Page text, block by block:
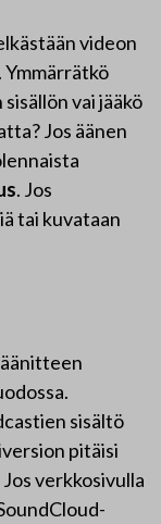
videon
Ymmärrätkö
vai jääkö
Jos äänen
. Jos
tai kuvataan
sisältö
pitäisi
verkkosivulla